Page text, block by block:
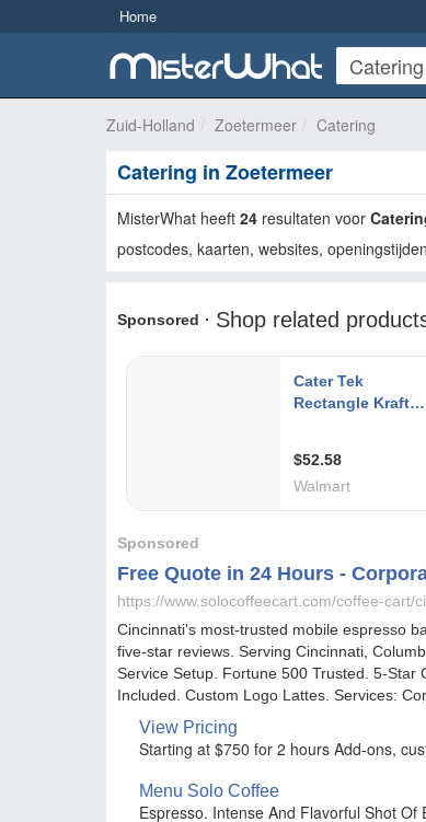
Home
Zuid-Holland Zoetermeer Catering
Catering in Zoetermeer
MisterWhat heeft 24 resultaten voor
postcodes, kaarten, websites,